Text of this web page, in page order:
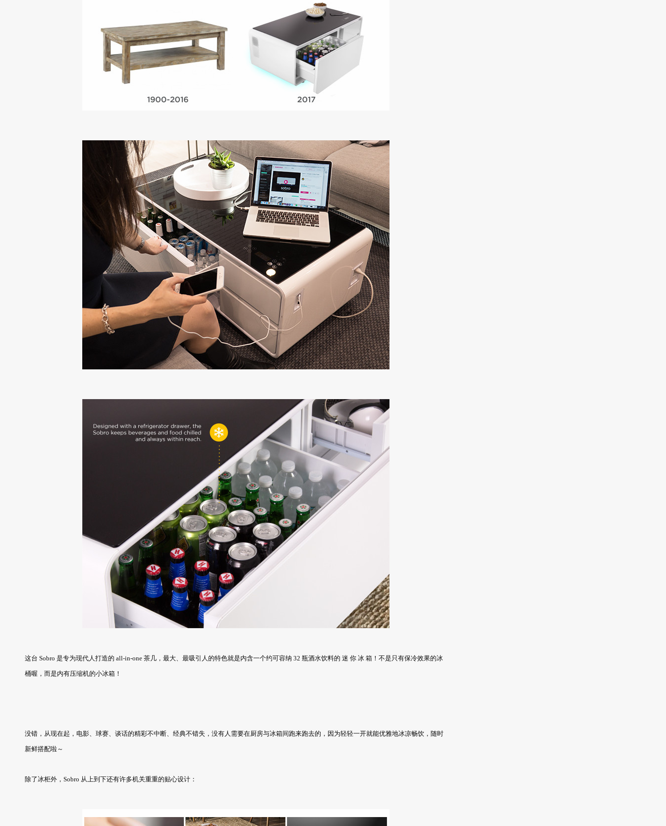
这台 Sobro 是专为现代人打造的 all-in-one 茶几，最大、最吸引人的特色就是内含一个约可容纳 32 瓶酒水饮料的 迷 你 冰 箱！不是只有保冷效果的冰
桶喔，而是内有压缩机的小冰箱！
没错，从现在起，电影、球赛、谈话的精彩不中断、经典不错失，没有人需要在厨房与冰箱间跑来跑去的，因为轻轻一开就能优雅地冰凉畅饮，随时
新鲜搭配啦～
除了冰柜外，Sobro 从上到下还有许多机关重重的贴心设计：